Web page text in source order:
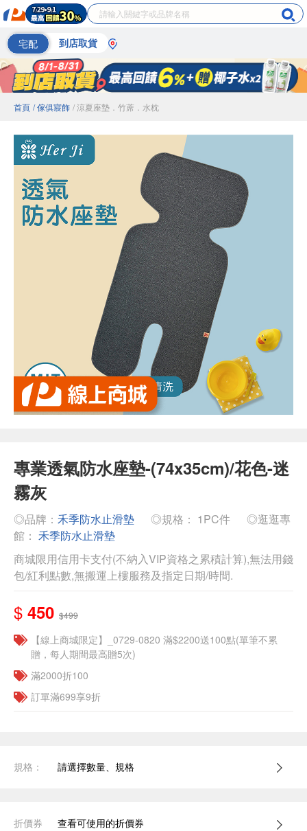
宅配 到店取貨
首頁 / 傢俱寢飾 / 涼夏座墊．竹蓆．水枕
專業透氣防水座墊-(74x35cm)/花色-迷
霧灰
◎品牌： 禾季防水止滑墊 ◎規格： 1PC件
◎逛逛專
館： 禾季防水止滑墊
商城限用信用卡支付(不納入VIP資格之累積計算),無法用錢
包/紅利點數,無搬運上樓服務及指定日期/時間.
$ 450 $499
【線上商城限定】_0729-0820 滿$2200送100點(單筆不累
贈，每人期間最高贈5次)
滿2000折100
訂單滿699享9折
規格： 請選擇數量、規格
折價券 查看可使用的折價券